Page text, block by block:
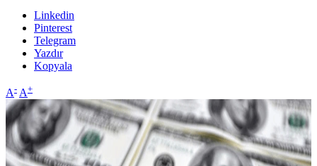
Linkedin
Pinterest
Telegram
Yazdır
Kopyala
A- A+